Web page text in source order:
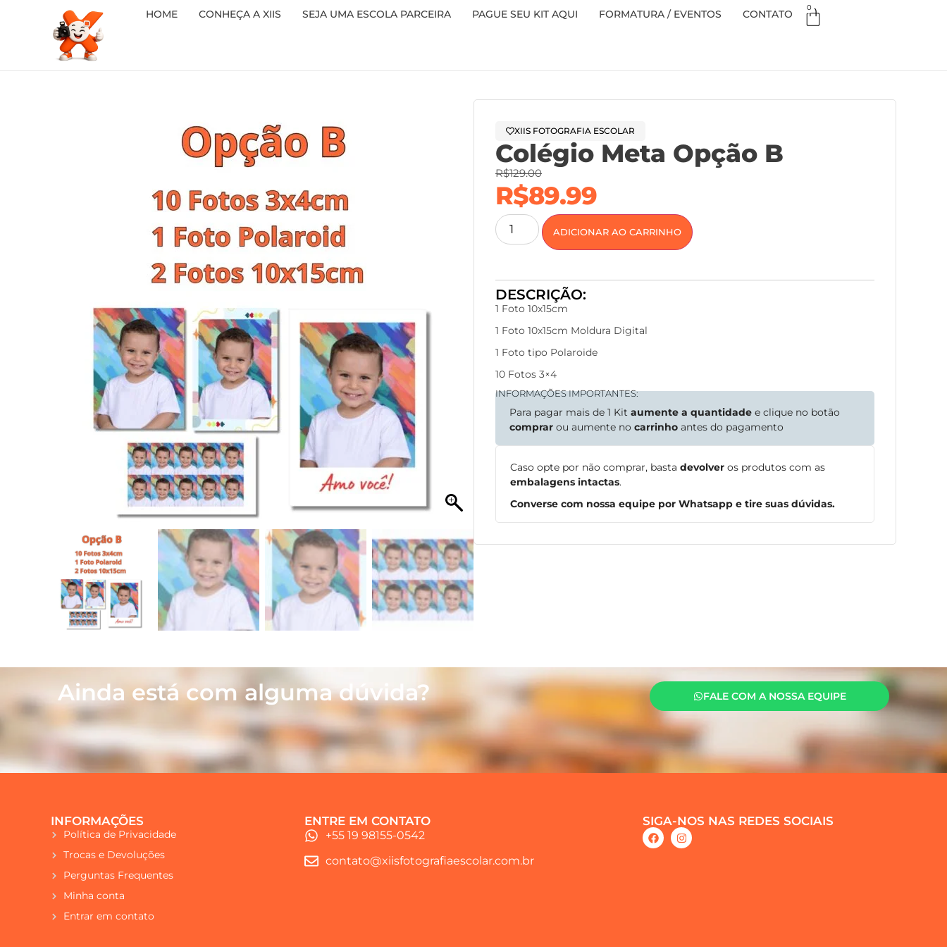
HOME CONHEÇA A XIIS SEJA UMA ESCOLA PARCEIRA PAGUE SEU KIT AQUI FORMATURA / EVENTOS CONTATO
0
XIIS FOTOGRAFIA ESCOLAR
Colégio Meta Opção B
R$129.00
R$89.99
ADICIONAR AO CARRINHO
DESCRIÇÃO:
1 Foto 10x15cm
1 Foto 10x15cm Moldura Digital
1 Foto tipo Polaroide
10 Fotos 3×4
INFORMAÇÕES IMPORTANTES:
Para pagar mais de 1 Kit aumente a quantidade e clique no botão
comprar ou aumente no carrinho antes do pagamento
Caso opte por não comprar, basta devolver os produtos com as
embalagens intactas.
Converse com nossa equipe por Whatsapp e tire suas dúvidas.
Ainda está com alguma dúvida? FALE COM A NOSSA EQUIPE
INFORMAÇÕES
Política de Privacidade
Trocas e Devoluções
Perguntas Frequentes
Minha conta
Entrar em contato
ENTRE EM CONTATO
+55 19 98155-0542
contato@xiisfotografiaescolar.com.br
SIGA-NOS NAS REDES SOCIAIS